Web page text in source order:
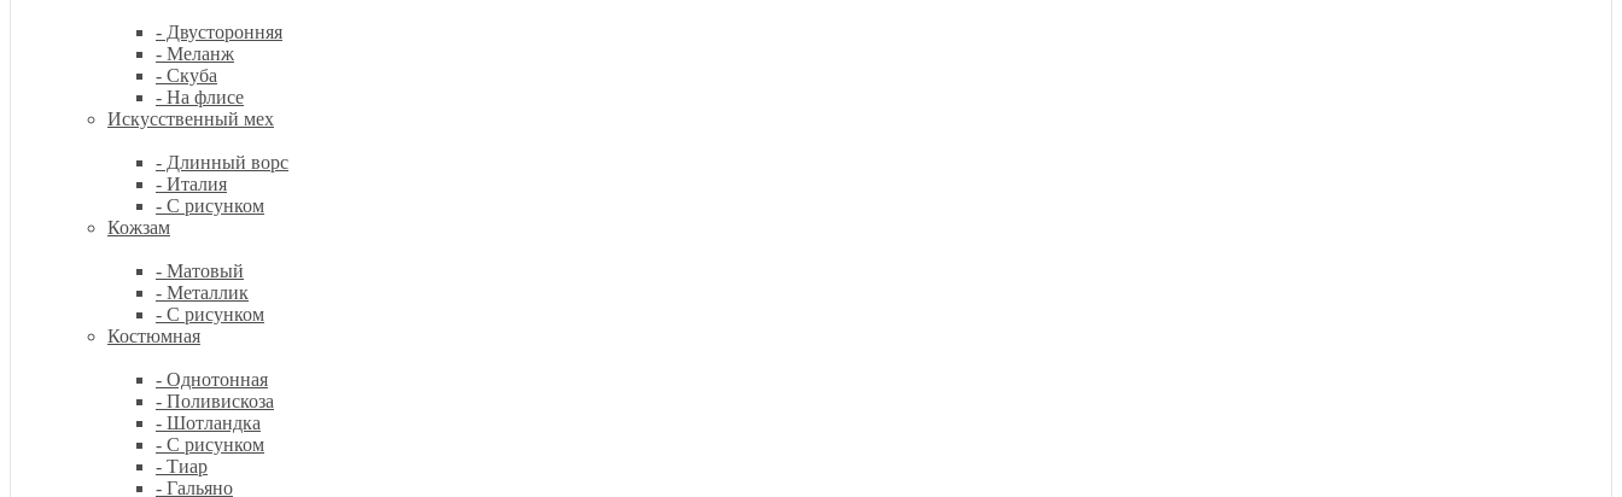
- Двусторонняя
- Меланж
- Скуба
- На флисе
Искусственный мех
- Длинный ворс
- Италия
- С рисунком
Кожзам
- Матовый
- Металлик
- С рисунком
Костюмная
- Однотонная
- Поливискоза
- Шотландка
- С рисунком
- Тиар
- Гальяно